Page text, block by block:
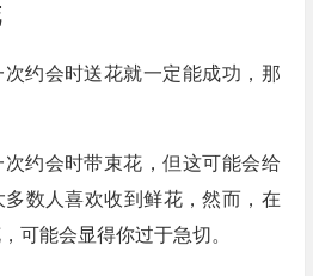
约会时送花就一定能成功，那
约会时带束花，但这可能会给
数人喜欢收到鲜花，然而，在
可能会显得你过于急切。